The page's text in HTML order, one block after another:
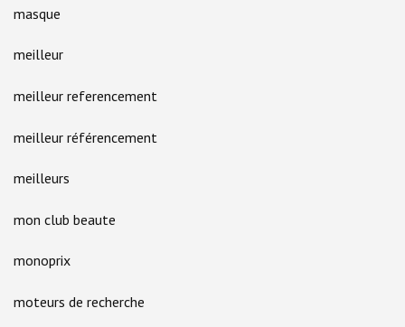
masque
meilleur
meilleur referencement
meilleur référencement
meilleurs
mon club beaute
monoprix
moteurs de recherche